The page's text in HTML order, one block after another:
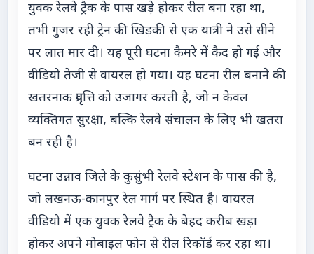
युवक रेलवे ट्रैक के पास खड़े होकर रील बना रहा था,
तभी गुजर रही ट्रेन की खिड़की से एक यात्री ने उसे सीने
पर लात मार दी। यह पूरी घटना कैमरे में कैद हो गई और
वीडियो तेजी से वायरल हो गया। यह घटना रील बनाने की
खतरनाक प्रवृत्ति को उजागर करती है, जो न केवल
व्यक्तिगत सुरक्षा, बल्कि रेलवे संचालन के लिए भी खतरा
बन रही है।
घटना उन्नाव जिले के कुसुंभी रेलवे स्टेशन के पास की है,
जो लखनऊ-कानपुर रेल मार्ग पर स्थित है। वायरल
वीडियो में एक युवक रेलवे ट्रैक के बेहद करीब खड़ा
होकर अपने मोबाइल फोन से रील रिकॉर्ड कर रहा था।